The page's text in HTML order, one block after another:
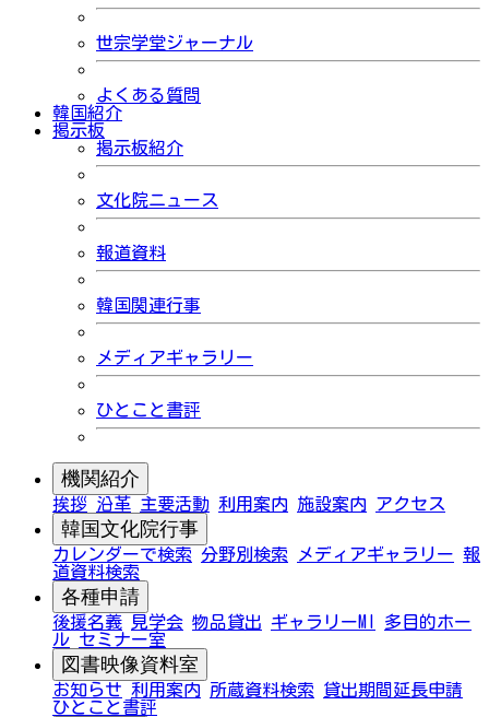
世宗学堂ジャーナル
よくある質問
韓国紹介
掲示板
掲示板紹介
文化院ニュース
報道資料
韓国関連行事
メディアギャラリー
ひとこと書評
機関紹介
挨拶 沿革 主要活動 利用案内 施設案内 アクセス
韓国文化院行事
カレンダーで検索 分野別検索 メディアギャラリー 報
道資料検索
各種申請
後援名義 見学会 物品貸出 ギャラリーMI
多目的ホー
ル セミナー室
図書映像資料室
お知らせ 利用案内 所蔵資料検索
貸出期間延長申請
ひとこと書評